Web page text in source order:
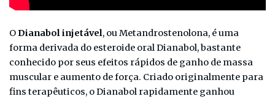
O Dianabol injetável, ou Metandrostenolona, é uma
forma derivada do esteroide oral Dianabol, bastante
conhecido por seus efeitos rápidos de ganho de massa
muscular e aumento de força. Criado originalmente para
fins terapêuticos, o Dianabol rapidamente ganhou